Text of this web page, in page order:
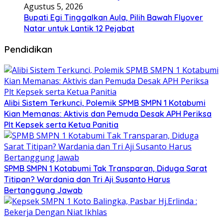
Agustus 5, 2026
Bupati Egi Tinggalkan Aula, Pilih Bawah Flyover
Natar untuk Lantik 12 Pejabat
Pendidikan
Alibi Sistem Terkunci, Polemik SPMB SMPN 1 Kotabumi
Kian Memanas: Aktivis dan Pemuda Desak APH Periksa
Plt Kepsek serta Ketua Panitia
SPMB SMPN 1 Kotabumi Tak Transparan, Diduga Sarat
Titipan? Wardania dan Tri Aji Susanto Harus
Bertanggung Jawab